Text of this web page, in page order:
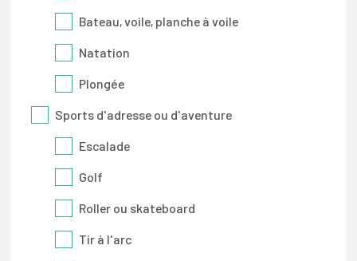
Bateau, voile, planche à voile
Natation
Plongée
Sports d'adresse ou d'aventure
Escalade
Golf
Roller ou skateboard
Tir à l'arc